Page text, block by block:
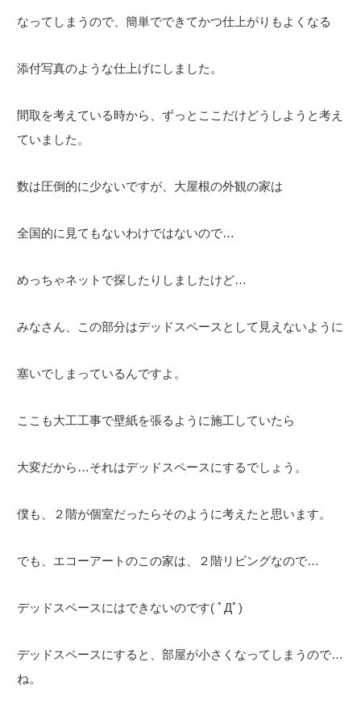
なってしまうので、簡単でできてかつ仕上がりもよくなる
添付写真のような仕上げにしました。
間取を考えている時から、ずっとここだけどうしようと考え
ていました。
数は圧倒的に少ないですが、大屋根の外観の家は
全国的に見てもないわけではないので…
めっちゃネットで探したりしましたけど…
みなさん、この部分はデッドスペースとして見えないように
塞いでしまっているんですよ。
ここも大工工事で壁紙を張るように施工していたら
大変だから…それはデッドスペースにするでしょう。
僕も、２階が個室だったらそのように考えたと思います。
でも、エコーアートのこの家は、２階リビングなので…
デッドスペースにはできないのです( ﾟДﾟ)
デッドスペースにすると、部屋が小さくなってしまうので…
ね。